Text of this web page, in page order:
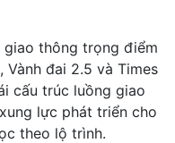
thông trọng điểm
Vành đai 2.5 và Times
cấu trúc luồng giao
lực phát triển cho
theo lộ trình.